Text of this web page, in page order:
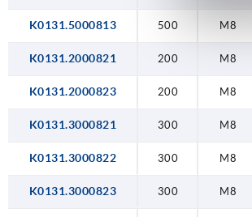
K0131.5000813 500 M8
K0131.2000821 200 M8
K0131.2000823 200 M8
K0131.3000821 300 M8
K0131.3000822 300 M8
K0131.3000823 300 M8